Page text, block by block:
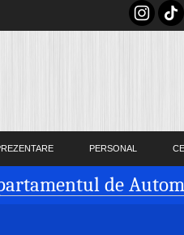
PERSONAL
de